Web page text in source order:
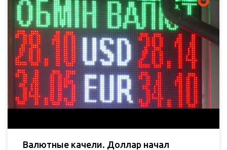
Валютные качели. Доллар начал